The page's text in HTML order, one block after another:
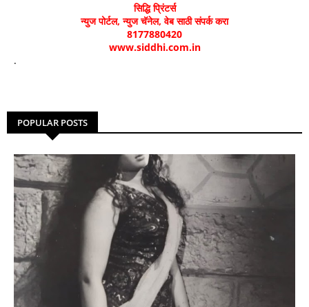
सिद्धि प्रिंटर्स
न्युज पोर्टल, न्युज चॅनेल, वेब साठी संपर्क करा
8177880420
www.siddhi.com.in
.
POPULAR POSTS